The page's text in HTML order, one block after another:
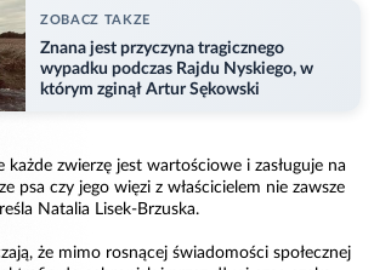
ZOBACZ TAKZE
Znana jest przyczyna tragicznego
wypadku podczas Rajdu Nyskiego, w
którym zginął Artur Sękowski
każde zwierzę jest wartościowe i zasługuje na
psa czy jego więzi z właścicielem nie zawsze
Natalia Lisek-Brzuska.
że mimo rosnącej świadomości społecznej